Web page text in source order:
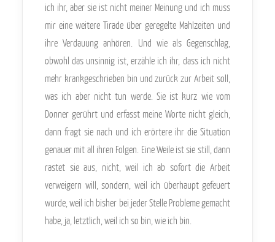
ich ihr, aber sie ist nicht meiner Meinung und ich muss
mir eine weitere Tirade über geregelte Mahlzeiten und
ihre Verdauung anhören. Und wie als Gegenschlag,
obwohl das unsinnig ist, erzähle ich ihr, dass ich nicht
mehr krankgeschrieben bin und zurück zur Arbeit soll,
was ich aber nicht tun werde. Sie ist kurz wie vom
Donner gerührt und erfasst meine Worte nicht gleich,
dann fragt sie nach und ich erörtere ihr die Situation
genauer mit all ihren Folgen. Eine Weile ist sie still, dann
rastet sie aus, nicht, weil ich ab sofort die Arbeit
verweigern will, sondern, weil ich überhaupt gefeuert
wurde, weil ich bisher bei jeder Stelle Probleme gemacht
habe, ja, letztlich, weil ich so bin, wie ich bin.